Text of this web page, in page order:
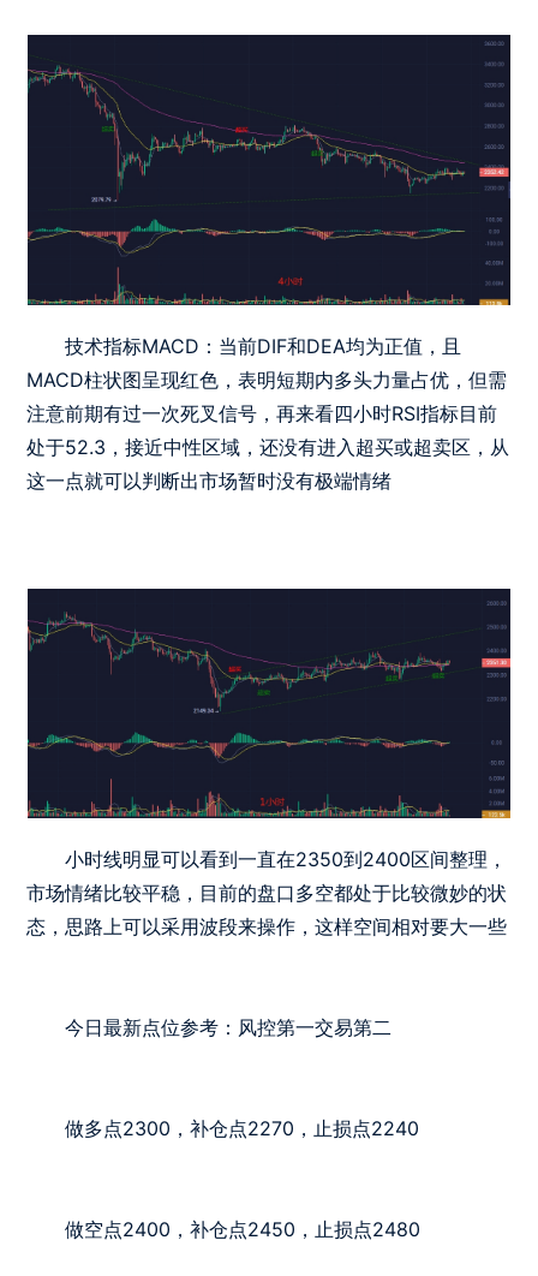
技术指标MACD：当前DIF和DEA均为正值，且
MACD柱状图呈现红色，表明短期内多头力量占优，但需
注意前期有过一次死叉信号，再来看四小时RSI指标目前
处于52.3，接近中性区域，还没有进入超买或超卖区，从
这一点就可以判断出市场暂时没有极端情绪
小时线明显可以看到一直在2350到2400区间整理，
市场情绪比较平稳，目前的盘口多空都处于比较微妙的状
态，思路上可以采用波段来操作，这样空间相对要大一些
今日最新点位参考：风控第一交易第二
做多点2300，补仓点2270，止损点2240
做空点2400，补仓点2450，止损点2480